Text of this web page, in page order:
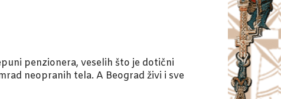
penzionera, veselih što je dotični
neopranih tela. A Beograd živi i sve